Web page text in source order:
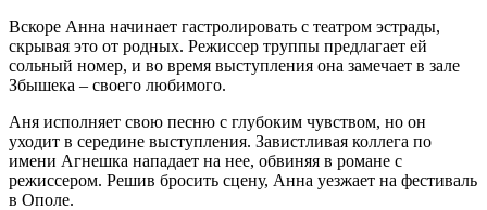
Вскоре Анна начинает гастролировать с театром эстрады,
скрывая это от родных. Режиссер труппы предлагает ей
сольный номер, и во время выступления она замечает в зале
Збышека – своего любимого.
Аня исполняет свою песню с глубоким чувством, но он
уходит в середине выступления. Завистливая коллега по
имени Агнешка нападает на нее, обвиняя в романе с
режиссером. Решив бросить сцену, Анна уезжает на фестиваль
в Ополе.